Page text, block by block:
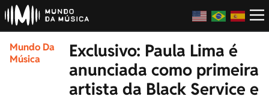
Mundo Da
Música
Exclusivo: Paula Lima é
anunciada como primeira
artista da Black Service e